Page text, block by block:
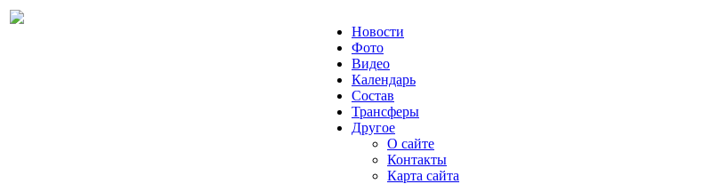
Новости
Фото
Видео
Календарь
Состав
Трансферы
Другое
О сайте
Контакты
Карта сайта